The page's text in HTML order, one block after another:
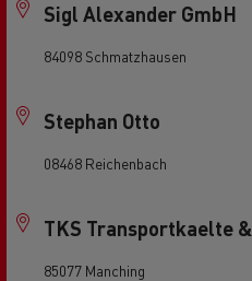
Sigl Alexander GmbH
84098 Schmatzhausen
Stephan Otto
08468 Reichenbach
TKS Transportkaelte
85077 Manching